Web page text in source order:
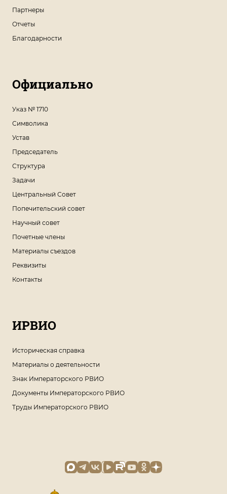
Партнеры
Отчеты
Благодарности
Официально
Указ № 1710
Символика
Устав
Председатель
Структура
Задачи
Центральный Совет
Попечительский совет
Научный совет
Почетные члены
Материалы съездов
Реквизиты
Контакты
ИРВИО
Историческая справка
Материалы о деятельности
Знак Императорского РВИО
Документы Императорского РВИО
Труды Императорского РВИО